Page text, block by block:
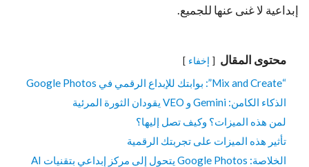
إبداعية لا غنى عنها للجميع.
محتوى المقال إخفاء
“Mix and Create”: بوابتك للإبداع الرقمي في Google Photos
الذكاء الكامن: Gemini و VEO يقودان الثورة المرئية
لمن هذه الميزات؟ وكيف تصل إليها؟
تأثير هذه الميزات على تجربتك الرقمية
الخلاصة: Google Photos يتحول إلى مركز إبداعي بتقنيات AI